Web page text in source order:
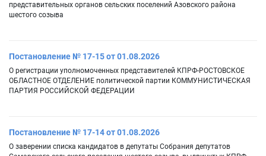
представительных органов сельских поселений Азовского района
шестого созыва
Постановление № 17-15 от 01.08.2026
О регистрации уполномоченных представителей КПРФ-РОСТОВСКОЕ
ОБЛАСТНОЕ ОТДЕЛЕНИЕ политической партии КОММУНИСТИЧЕСКАЯ
ПАРТИЯ РОССИЙСКОЙ ФЕДЕРАЦИИ
Постановление № 17-14 от 01.08.2026
О заверении списка кандидатов в депутаты Собрания депутатов